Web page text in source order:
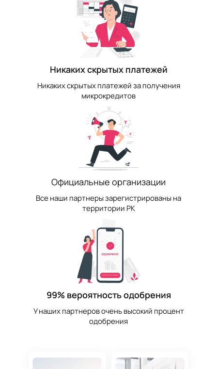
Никаких скрытых платежей
Никаких скрытых платежей за получения
микрокредитов
Официальные организации
Все наши партнеры зарегистрированы на
территории РК
99% вероятность одобрения
У наших партнеров очень высокий процент
одобрения